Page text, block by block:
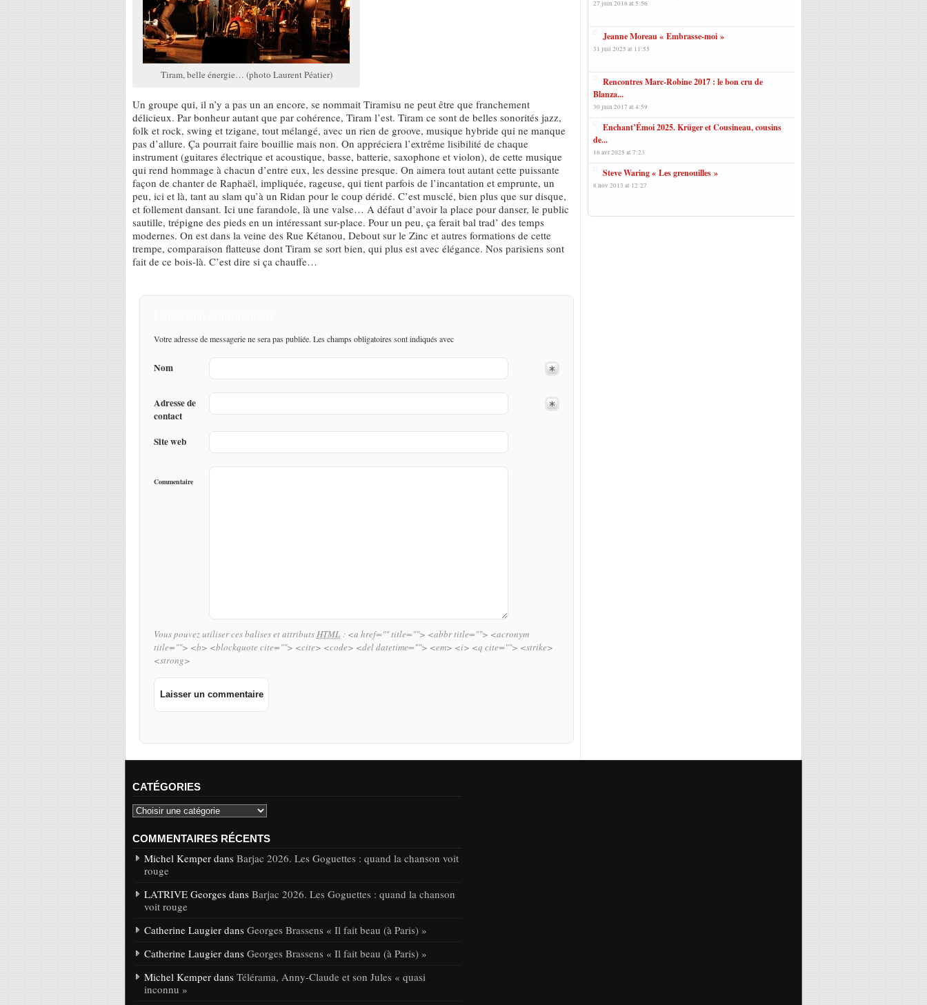
Tiram, belle énergie… (photo Laurent Péatier)
Un groupe qui, il n’y a pas un an encore, se nommait Tiramisu ne peut être que franchement
délicieux. Par bonheur autant que par cohérence, Tiram l’est. Tiram ce sont de belles sonorités jazz,
folk et rock, swing et tzigane, tout mélangé, avec un rien de groove, musique hybride qui ne manque
pas d’allure. Ça pourrait faire bouillie mais non. On appréciera l’extrême lisibilité de chaque
instrument (guitares électrique et acoustique, basse, batterie, saxophone et violon), de cette musique
qui rend hommage à chacun d’entre eux, les dessine presque. On aimera tout autant cette puissante
façon de chanter de Raphaël, impliquée, rageuse, qui tient parfois de l’incantation et emprunte, un
peu, ici et là, tant au slam qu’à un Ridan pour le coup déridé. C’est musclé, bien plus que sur disque,
et follement dansant. Ici une farandole, là une valse… A défaut d’avoir la place pour danser, le public
sautille, trépigne des pieds en un intéressant sur-place. Pour un peu, ça ferait bal trad’ des temps
modernes. On est dans la veine des Rue Kétanou, Debout sur le Zinc et autres formations de cette
trempe, comparaison flatteuse dont Tiram se sort bien, qui plus est avec élégance. Nos parisiens sont
fait de ce bois-là. C’est dire si ça chauffe…
Votre adresse de messagerie ne sera pas publiée. Les champs obligatoires sont indiqués avec
Nom
Adresse de
contact
Site web
Commentaire
Vous pouvez utiliser ces balises et attributsHTML : <a href="" title=""> <abbr title=""> <acronym
title=""> <b> <blockquote cite=""> <cite> <code> <del datetime=""> <em> <i> <q cite=""> <strike>
<strong>
27 juin 2016 at 5:56
Jeanne Moreau « Embrasse-moi »
31 juil 2025 at 11:55
Rencontres Marc-Robine 2017 : le bon cru de
Blanza...
30 juin 2017 at 4:59
Enchant’Émoi 2025. Krüger et Cousineau, cousins
de...
16 avr 2025 at 7:23
Steve Waring « Les grenouilles »
8 nov 2013 at 12:27
CATÉGORIES
COMMENTAIRES RÉCENTS
Michel Kemper dans Barjac 2026. Les Goguettes : quand la chanson voit
rouge
LATRIVE Georges dans Barjac 2026. Les Goguettes : quand la chanson
voit rouge
Catherine Laugier dans Georges Brassens « Il fait beau (à Paris) »
Catherine Laugier dans Georges Brassens « Il fait beau (à Paris) »
Michel Kemper dans Télérama, Anny-Claude et son Jules « quasi
inconnu »